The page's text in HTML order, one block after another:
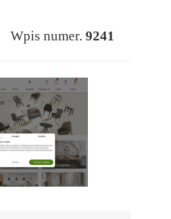
Wpis numer.9241